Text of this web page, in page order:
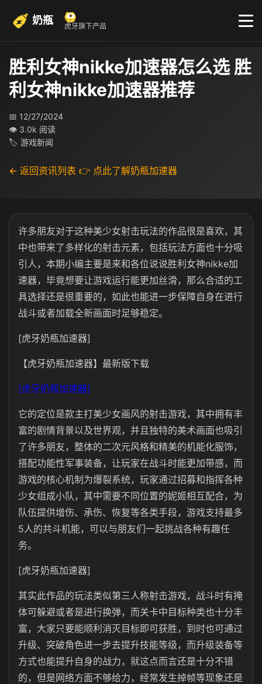
奶瓶 虎牙旗下产品
胜利女神nikke加速器怎么选 胜
利女神nikke加速器推荐
📅 12/27/2024
👁 3.0k 阅读
🏷 游戏新闻
← 返回资讯列表 👉 点此了解奶瓶加速器
许多朋友对于这种美少女射击玩法的作品很是喜欢，其
中也带来了多样化的射击元素，包括玩法方面也十分吸
引人，本期小编主要是来和各位说说胜利女神nikke加
速器，毕竟想要让游戏运行能更加丝滑，那么合适的工
具选择还是很重要的，如此也能进一步保障自身在进行
战斗或者加载全新画面时足够稳定。
[虎牙奶瓶加速器]
【虎牙奶瓶加速器】最新版下载
[虎牙奶瓶加速器]
它的定位是款主打美少女画风的射击游戏，其中拥有丰
富的剧情背景以及世界观，并且独特的美术画面也吸引
了许多朋友，整体的二次元风格和精美的机能化服饰，
搭配功能性军事装备，让玩家在战斗时能更加带感，而
游戏的核心机制为爆裂系统，玩家通过招募和指挥各种
少女组成小队，其中需要不同位置的妮姬相互配合，为
队伍提供增伤、承伤、恢复等各类手段，游戏支持最多
5人的共斗机能，可以与朋友们一起挑战各种有趣任
务。
[虎牙奶瓶加速器]
其实此作品的玩法类似第三人称射击游戏，战斗时有掩
体可躲避或者是进行换弹，而关卡中目标种类也十分丰
富，大家只要能顺利消灭目标即可获胜，到时也可通过
升级、突破角色进一步去提升技能等级，而升级装备等
方式也能提升自身的战力，就这点而言还是十分不错
的，但是网络方面不够给力，经常发生掉帧等现象还是